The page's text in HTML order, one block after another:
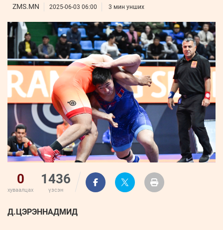
Бүртгүүлэх
Нэвтрэх
Бизнес
Leaderships
forum
ФОТО
УРЛАГ
ТӨВ
ZUUNII
MEDEE
WEEKLY
ZMS.MN 2025-06-03 06:00 3 мин унших
0
хуваалцах
1436
үзсэн
Д.ЦЭРЭННАДМИД